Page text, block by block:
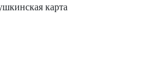
карта